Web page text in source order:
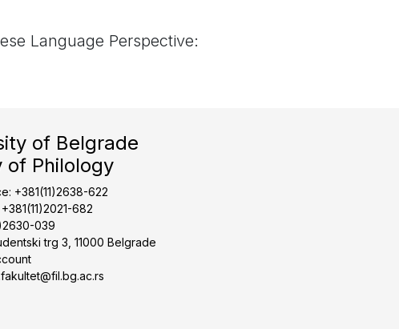
Language Perspective:
of Belgrade
of Philology
+381(11)2638-622
682
039
trg 3, 11000 Belgrade